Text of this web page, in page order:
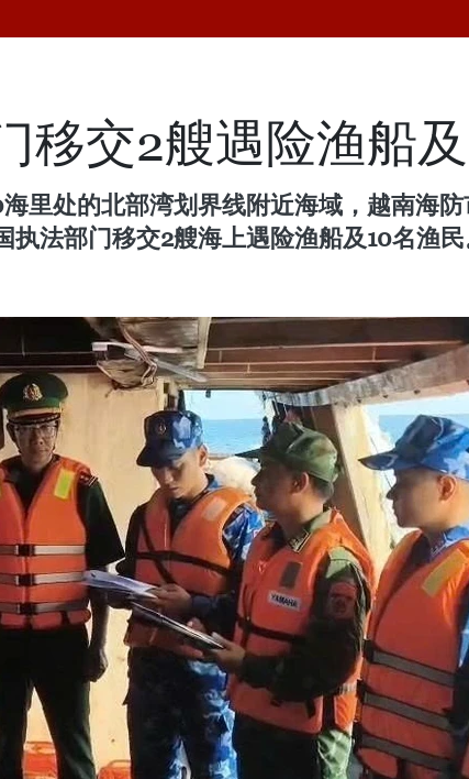
移交2艘遇险渔船
里处的北部湾划界线附近海域，越南海
法部门移交2艘海上遇险渔船及10名渔